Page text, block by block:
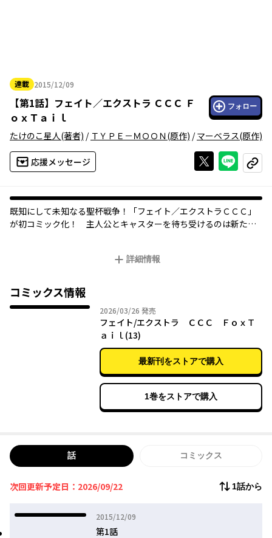
連載 2015/12/09
2015年12月09日
【第1話】 フェイト／エクストラ ＣＣＣ Ｆ
ｏｘＴａｉｌ
フォロー
たけのこ星人(著者) / ＴＹＰＥ－ＭＯＯＮ(原作) /マーベラス(原作)
応援メッセージ Xで投稿する
ライン
コピー
既知にして未知なる聖杯戦争！「フェイト／エクストラＣＣＣ」
が初コミック化！ 主人公とキャスターを待ち受けるのは新たな
詳細情報
コミックス情報
2026/03/26 2026年03月26日
発売
フェイト/エクストラ ＣＣＣ ＦｏｘＴ
ａｉｌ(13)
最新刊をストアで購入
1巻をストアで購入
話 コミックス
次回更新予定日：2026/09/22 1話から
2015/12/09
2015年12月09日
第1話